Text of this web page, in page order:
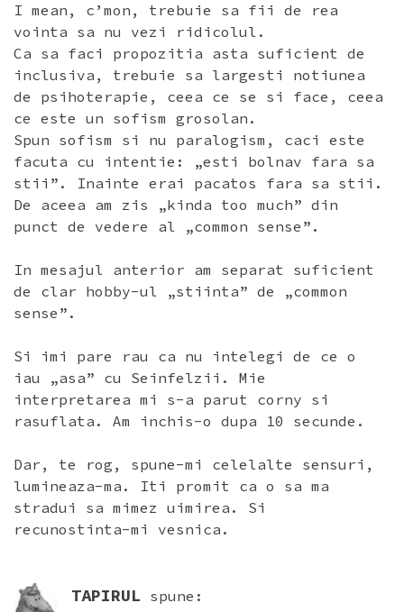
I mean, c’mon, trebuie sa fii de rea
vointa sa nu vezi ridicolul.
Ca sa faci propozitia asta suficient de
inclusiva, trebuie sa largesti notiunea
de psihoterapie, ceea ce se si face, ceea
ce este un sofism grosolan.
Spun sofism si nu paralogism, caci este
facuta cu intentie: „esti bolnav fara sa
stii”. Inainte erai pacatos fara sa stii.
De aceea am zis „kinda too much” din
punct de vedere al „common sense”.
In mesajul anterior am separat suficient
de clar hobby-ul „stiinta” de „common
sense”.
Si imi pare rau ca nu intelegi de ce o
iau „asa” cu Seinfelzii. Mie
interpretarea mi s-a parut corny si
rasuflata. Am inchis-o dupa 10 secunde.
Dar, te rog, spune-mi celelalte sensuri,
lumineaza-ma. Iti promit ca o sa ma
stradui sa mimez uimirea. Si
recunostinta-mi vesnica.
TAPIRUL spune: